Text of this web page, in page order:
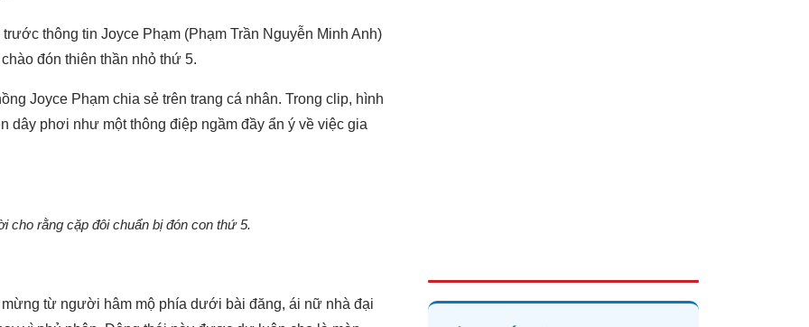
thông tin Joyce Phạm (Phạm Trần Nguyễn Minh Anh)
đón thiên thần nhỏ thứ 5.
Joyce Phạm chia sẻ trên trang cá nhân. Trong clip, hình
dây phơi như một thông điệp ngầm đầy ẩn ý về việc gia
cho rằng cặp đôi chuẩn bị đón con thứ 5.
từ người hâm mộ phía dưới bài đăng, ái nữ nhà đại